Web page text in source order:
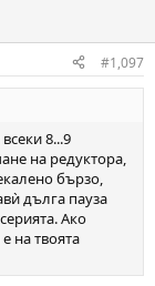
#1,097
8...9
на редуктора,
бързо,
дълга пауза
Ако
на твоята